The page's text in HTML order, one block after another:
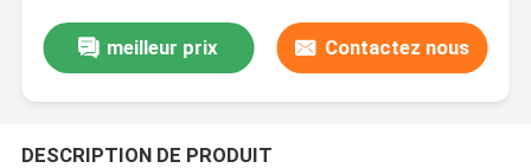
meilleur prix Contactez nous
DESCRIPTION DE PRODUIT